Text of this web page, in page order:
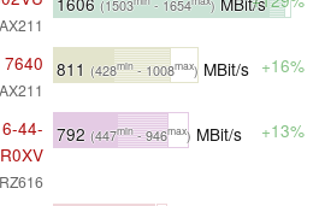
(1503 - 1654 )
811 (428min- 1008max) MBit/s +16%
44-
R0XV
792 (447min- 946max) MBit/s +13%